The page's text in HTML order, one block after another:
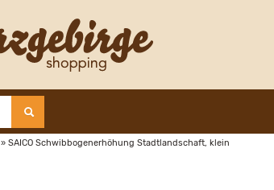
» SAICO Schwibbogenerhöhung Stadtlandschaft, klein